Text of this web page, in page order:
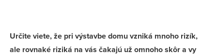
Určite viete, že pri výstavbe domu vzniká mnoho rizík,
ale rovnaké riziká na vás čakajú už omnoho skôr a vy